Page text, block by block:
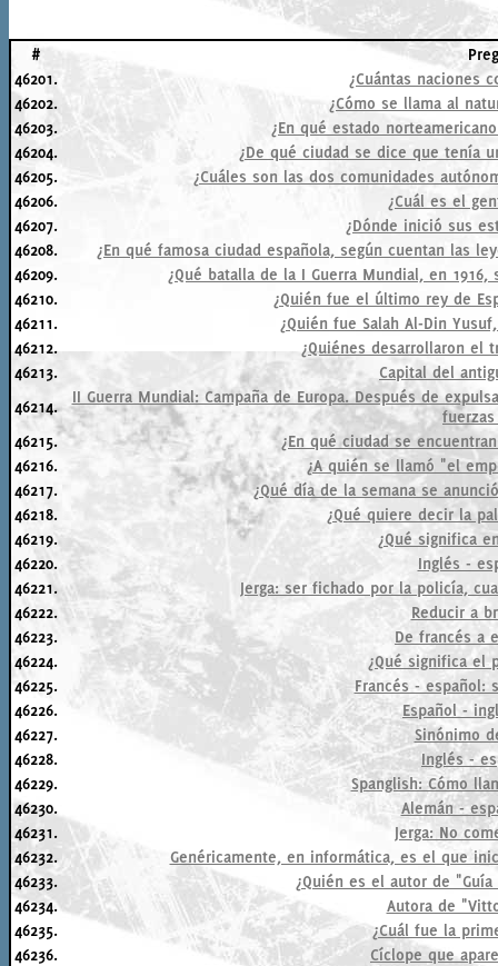
#
46201.
¿Cuántas naciones
46202.
¿Cómo se llama al
46203.
¿En qué estado
46204.
¿De qué ciudad se dice que tenía
46205.
¿Cuáles son las dos comunidades
46206.
¿Cuál es el
46207.
¿Dónde inició sus
46208.
¿En qué famosa ciudad española, según cuentan las
46209.
¿Qué batalla de la I Guerra Mundial, en
46210.
¿Quién fue el último rey de
46211.
¿Quién fue Salah Al-Din
46212.
¿Quiénes desarrollaron el
46213.
Capital del
46214.
II Guerra Mundial: Campaña de Europa. Después de
fuerzas
46215.
¿En qué ciudad se
46216.
¿A quién se llamó "el
46217.
¿Qué día de la semana se
46218.
¿Qué quiere decir la
46219.
¿Qué significa
46220.
Inglés -
46221.
Jerga: ser fichado por la policía,
46222.
Reducir a
46223.
De francés a
46224.
¿Qué significa el
46225.
Francés - español:
46226.
Español -
46227.
Sinónimo
46228.
Inglés -
46229.
Spanglish: Cómo
46230.
Alemán -
46231.
Jerga: No
46232.
Genéricamente, en informática, es el que
46233.
¿Quién es el autor de
46234.
Autora de
46235.
¿Cuál fue la
46236.
Cíclope que